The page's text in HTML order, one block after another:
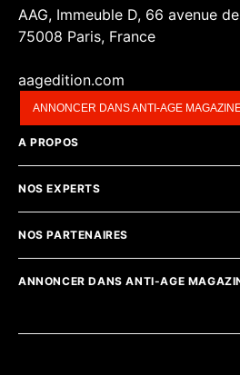
AAG, Immeuble D, 66 avenue
75008 Paris, France
aagedition.com
ANNONCER DANS ANTI-AGE
A PROPOS
NOS EXPERTS
NOS PARTENAIRES
ANNONCER DANS ANTI-AGE